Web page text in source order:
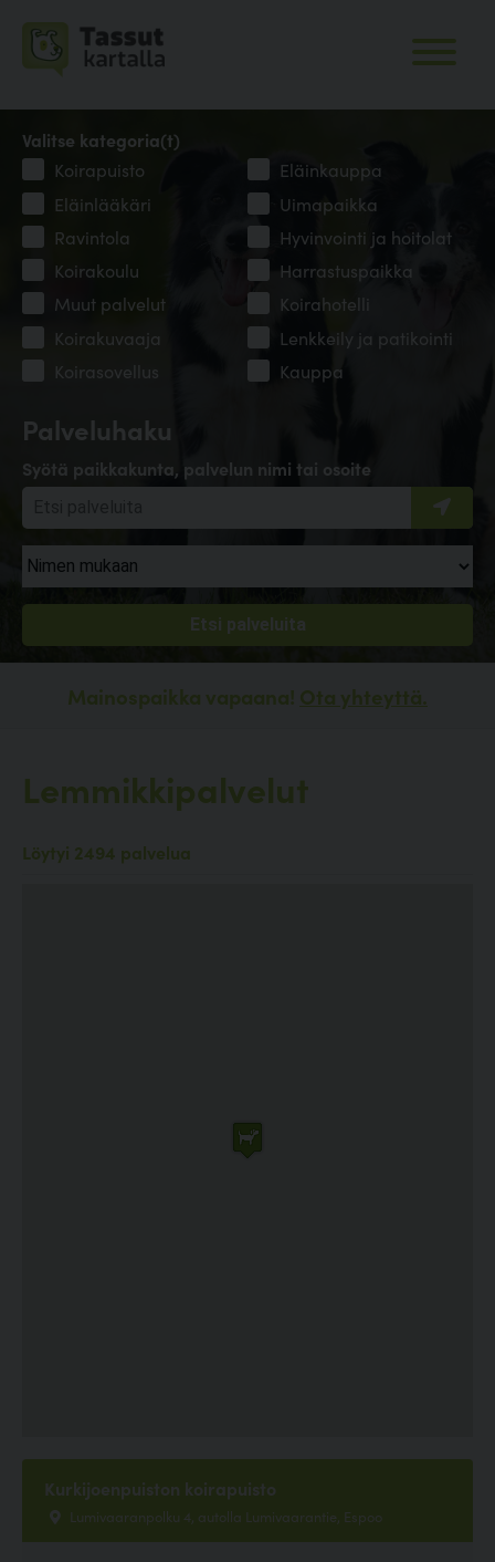
Palveluhaku
Syötä paikkakunta, palvelun nimi tai osoite
Valitse kategoria(t)
Koirapuisto
Eläinkauppa
Eläinlääkäri
Uimapaikka
Ravintola
Hyvinvointi ja hoitolat
Koirakoulu
Harrastuspaikka
Muut palvelut
Koirahotelli
Koirakuvaaja
Lenkkeily ja patikointi
Koirasovellus
Kauppa
Mainospaikka vapaana! Ota yhteyttä.
Lemmikkipalvelut
Löytyi 2494 palvelua
Kurkijoenpuiston koirapuisto
Lumivaaranpolku 4, autolla Lumivaarantie, Espoo